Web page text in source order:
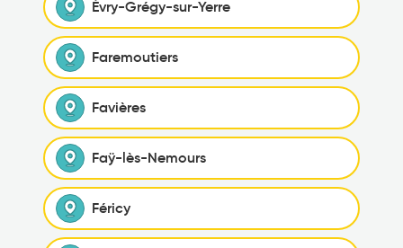
Évry-Grégy-sur-Yerre
Faremoutiers
Favières
Faÿ-lès-Nemours
Féricy